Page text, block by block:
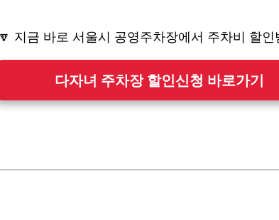
지금 바로 서울시 공영주차장에서 주차비 할인
다자녀 주차장 할인신청 바로가기